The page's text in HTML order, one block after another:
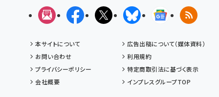
メルマガFacebookX(エックス)BlueskyGoogleニュ
RSS
本サイトについて
広告出稿について（媒体資料）
お問い合わせ
利用規約
プライバシーポリシー
特定商取引法に基づく表示
会社概要
インプレスグループTOP